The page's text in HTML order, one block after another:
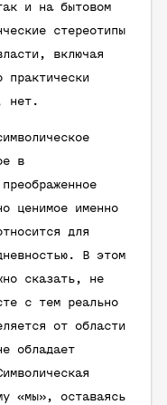
и на бытовом
стереотипы
включая
практически
нет.
в
ценимое именно
для
В этом
сказать, не
с тем реально
от области
обладает
«мы», оставаясь